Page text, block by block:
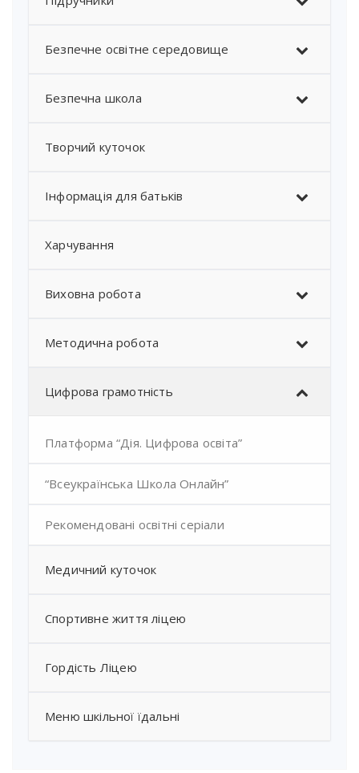
Безпечне освітне середовище
Безпечна школа
Творчий куточок
Інформація для батьків
Харчування
Виховна робота
Методична робота
Цифрова грамотність
Платформа “Дія. Цифрова освіта”
“Всеукраїнська Школа Онлайн”
Рекомендовані освітні серіали
Медичний куточок
Спортивне життя ліцею
Гордість Ліцею
Меню шкільної їдальні